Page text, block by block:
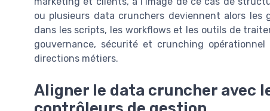
ou plusieurs data crunchers deviennent alors les
dans les scripts, les workflows et les outils de
gouvernance, sécurité et crunching
directions métiers.
Aligner le data cruncher avec